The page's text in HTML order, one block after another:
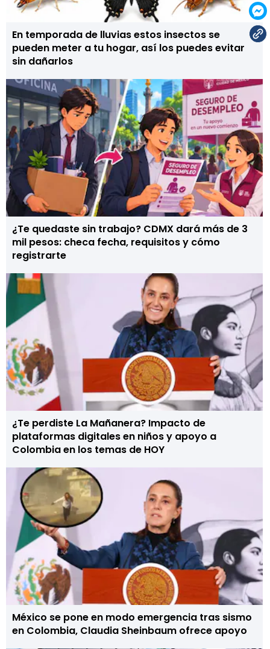
En temporada de lluvias estos insectos se
pueden meter a tu hogar, así los puedes evitar
sin dañarlos
¿Te quedaste sin trabajo? CDMX dará más de 3
mil pesos: checa fecha, requisitos y cómo
registrarte
¿Te perdiste La Mañanera? Impacto de
plataformas digitales en niños y apoyo a
Colombia en los temas de HOY
México se pone en modo emergencia tras sismo
en Colombia, Claudia Sheinbaum ofrece apoyo